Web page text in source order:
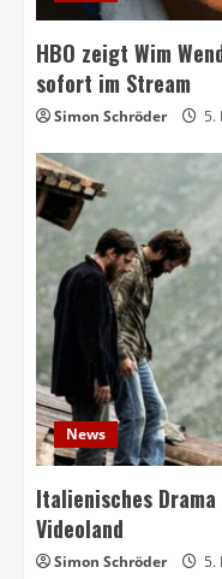
HBO zeigt Wim
sofort im Stream
Simon Schröder 5.
News
Italienisches Drama
Videoland
Simon Schröder 5.